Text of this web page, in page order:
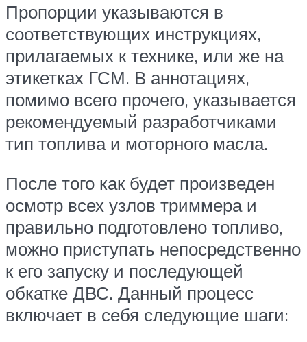
Пропорции указываются в
соответствующих инструкциях,
прилагаемых к технике, или же на
этикетках ГСМ. В аннотациях,
помимо всего прочего, указывается
рекомендуемый разработчиками
тип топлива и моторного масла.
После того как будет произведен
осмотр всех узлов триммера и
правильно подготовлено топливо,
можно приступать непосредственно
к его запуску и последующей
обкатке ДВС. Данный процесс
включает в себя следующие шаги: